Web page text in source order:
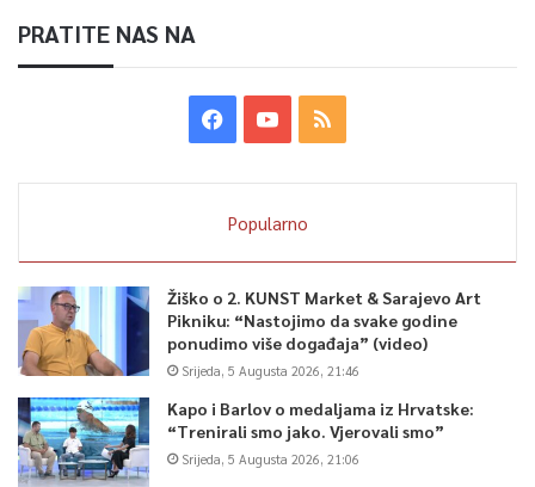
PRATITE NAS NA
Popularno
Žiško o 2. KUNST Market & Sarajevo Art
Pikniku: “Nastojimo da svake godine
ponudimo više događaja” (video)
Srijeda, 5 Augusta 2026, 21:46
Kapo i Barlov o medaljama iz Hrvatske:
“Trenirali smo jako. Vjerovali smo”
Srijeda, 5 Augusta 2026, 21:06